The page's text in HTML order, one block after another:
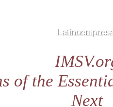
of the
Next